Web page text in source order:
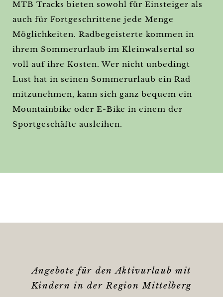
MTB Tracks bieten sowohl für Einsteiger als
auch für Fortgeschrittene jede Menge
Möglichkeiten. Radbegeisterte kommen in
ihrem Sommerurlaub im Kleinwalsertal so
voll auf ihre Kosten. Wer nicht unbedingt
Lust hat in seinen Sommerurlaub ein Rad
mitzunehmen, kann sich ganz bequem ein
Mountainbike oder E-Bike in einem der
Sportgeschäfte ausleihen.
Angebote für den Aktivurlaub mit
Kindern in der Region Mittelberg